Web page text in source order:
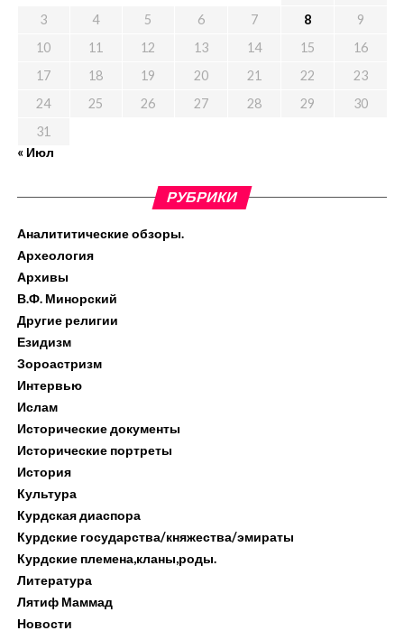
3
4 5 6 7 8
9
10
11 12 13 14 15
16
17
18 19 20 21 22
23
24
25 26 27 28 29
30
31
« Июл
РУБРИКИ
Аналититические обзоры.
Археология
Архивы
В.Ф. Минорский
Другие религии
Езидизм
Зороастризм
Интервью
Ислам
Исторические документы
Исторические портреты
История
Культура
Курдская диаспора
Курдские государства/княжества/эмираты
Курдские племена,кланы,роды.
Литература
Лятиф Маммад
Новости